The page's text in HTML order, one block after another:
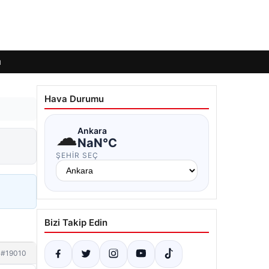
#19010
Hava Durumu
☁Ankara
NaN°C
ŞEHIR SEÇ
Bizi Takip Edin